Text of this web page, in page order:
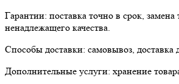
Гарантии: поставка точно в срок, замена
ненадлежащего качества.
Способы доставки: самовывоз, доставка
Дополнительные услуги: хранение